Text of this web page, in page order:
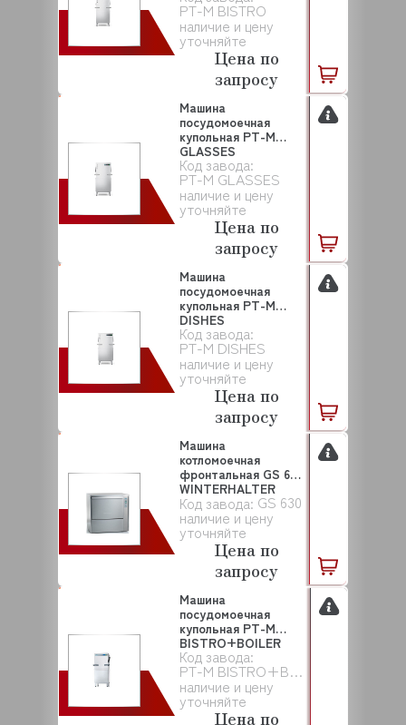
PT-M BISTRO
наличие и цену
уточняйте
Цена по
запросу
Код завода:
PT-M GLASSES
наличие и цену
уточняйте
Машина
посудомоечная
купольная PT-M
GLASSES
WINTERHALTER
Цена по
запросу
Код завода:
PT-M DISHES
наличие и цену
уточняйте
Машина
посудомоечная
купольная PT-M
DISHES
WINTERHALTER
Цена по
запросу
Код завода: GS 630
наличие и цену
уточняйте
Машина
котломоечная
фронтальная GS 630
WINTERHALTER
Цена по
запросу
Код завода:
PT-M BISTRO+BOILER HEATER
наличие и цену
уточняйте
Машина
посудомоечная
купольная PT-M
BISTRO+BOILER
HEATER WINTERHA...
Цена по